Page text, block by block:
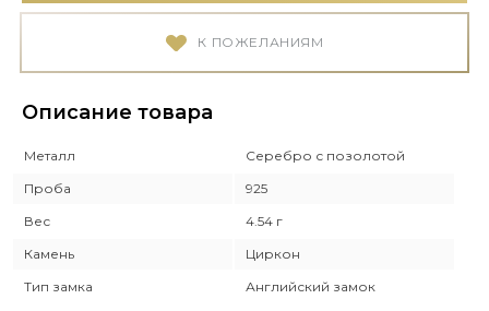
К ПОЖЕЛАНИЯМ
Описание товара
Металл
Серебро с позолотой
Проба
925
Вес
4.54 г
Камень
Циркон
Тип замка
Английский замок